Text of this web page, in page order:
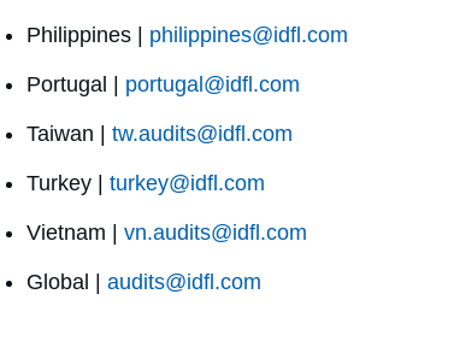
Philippines | philippines@idfl.com
Portugal | portugal@idfl.com
Taiwan | tw.audits@idfl.com
Turkey | turkey@idfl.com
Vietnam | vn.audits@idfl.com
Global | audits@idfl.com